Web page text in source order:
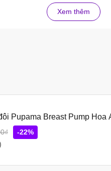
BREAST PUMP HOA
BREAST PUMP HOA
Đàocó điểm cải tiến mới này là
silicone 100% giúp bám
Xem thêm
Pupama Breast Pump Hoa
-22%